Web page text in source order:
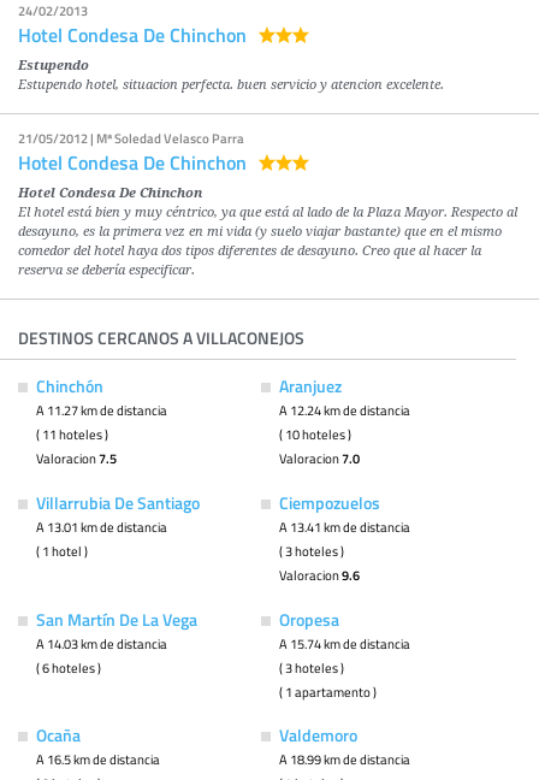
24/02/2013
Hotel Condesa De Chinchon
Estupendo
Estupendo hotel, situacion perfecta. buen servicio y atencion excelente.
21/05/2012 | Mª Soledad Velasco Parra
Hotel Condesa De Chinchon
Hotel Condesa De Chinchon
El hotel está bien y muy céntrico, ya que está al lado de la Plaza Mayor. Respecto al
desayuno, es la primera vez en mi vida (y suelo viajar bastante) que en el mismo
comedor del hotel haya dos tipos diferentes de desayuno. Creo que al hacer la
reserva se debería especificar.
DESTINOS CERCANOS A VILLACONEJOS
Chinchón
A 11.27 km de distancia
( 11 hoteles )
Valoracion7.5
Aranjuez
A 12.24 km de distancia
( 10 hoteles )
Valoracion7.0
Villarrubia De Santiago
A 13.01 km de distancia
( 1 hotel )
Ciempozuelos
A 13.41 km de distancia
( 3 hoteles )
Valoracion9.6
San Martín De La Vega
A 14.03 km de distancia
( 6 hoteles )
Oropesa
A 15.74 km de distancia
( 3 hoteles )
( 1 apartamento )
Ocaña
A 16.5 km de distancia
Valdemoro
A 18.99 km de distancia